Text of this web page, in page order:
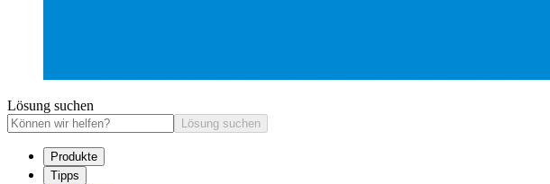
Lösung suchen
Lösung suchen
Produkte
Tipps